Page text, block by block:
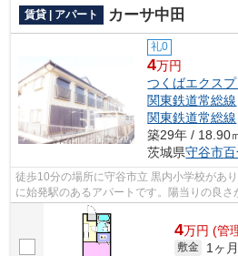
賃貸 | アパート カーサ中田
礼0
4万円
つくばエクスプ
関東鉄道常総線
関東鉄道常総線
築29年 / 18.90
茨城県守谷市
徒歩10分の場所に守谷市立 黒内小学校があ
に始発駅のあるアパートです。陽当りの良
47-1281よりアパートマンション館 守...
4万円 (管
敷金 1ヶ月